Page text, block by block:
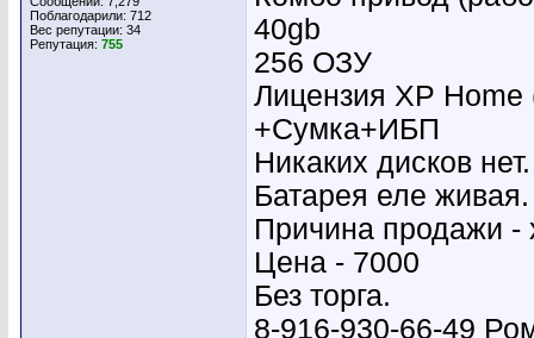
Поблагодарили: 712
Вес репутации: 34
Репутация: 755
40gb
256 ОЗУ
Лицензия XP Home
+Сумка+ИБП
Никаких дисков нет.
Батарея еле живая.
Причина продажи -
Цена - 7000
Без торга.
8-916-930-66-49